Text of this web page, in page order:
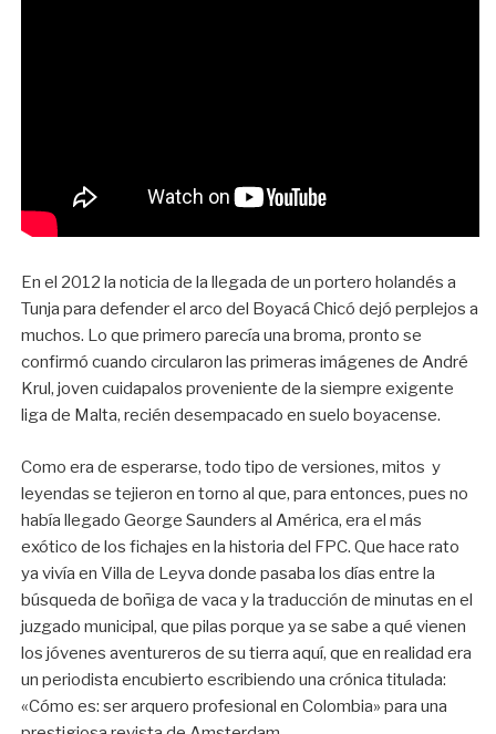
En el 2012 la noticia de la llegada de un portero holandés a
Tunja para defender el arco del Boyacá Chicó dejó perplejos a
muchos. Lo que primero parecía una broma, pronto se
confirmó cuando circularon las primeras imágenes de André
Krul, joven cuidapalos proveniente de la siempre exigente
liga de Malta, recién desempacado en suelo boyacense.
Como era de esperarse, todo tipo de versiones, mitos y
leyendas se tejieron en torno al que, para entonces, pues no
había llegado George Saunders al América, era el más
exótico de los fichajes en la historia del FPC. Que hace rato
ya vivía en Villa de Leyva donde pasaba los días entre la
búsqueda de boñiga de vaca y la traducción de minutas en el
juzgado municipal, que pilas porque ya se sabe a qué vienen
los jóvenes aventureros de su tierra aquí, que en realidad era
un periodista encubierto escribiendo una crónica titulada:
«Cómo es: ser arquero profesional en Colombia» para una